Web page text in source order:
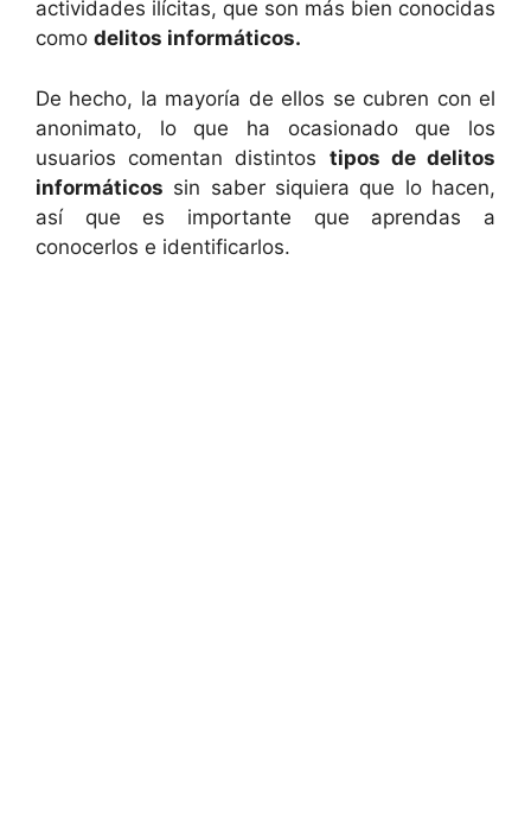
actividades ilícitas, que son más bien conocidas
como delitos informáticos.
De hecho, la mayoría de ellos se cubren con el
anonimato, lo que ha ocasionado que los
usuarios comentan distintos tipos de delitos
informáticos sin saber siquiera que lo hacen,
así que es importante que aprendas a
conocerlos e identificarlos.